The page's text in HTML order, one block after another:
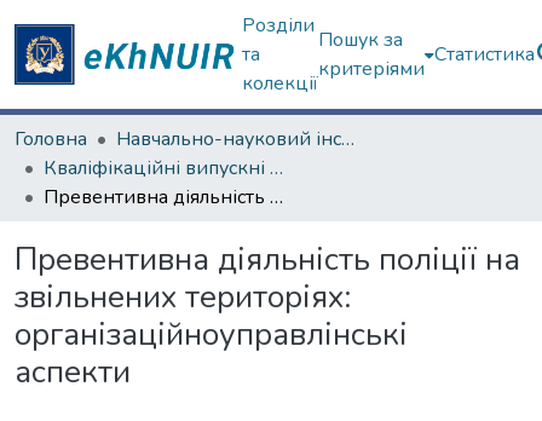
Розділи
та
колекції
Пошук за
критеріями
Статистика
Головна
Навчально-науковий інститут "Інститут державного управління"
Кваліфікаційні випускні роботи магістрів. Інститут державного управління
Превентивна діяльність поліції на звільнених територіях: організаційноуправлінські аспекти
Превентивна діяльність поліції на
звільнених територіях:
організаційноуправлінські
аспекти